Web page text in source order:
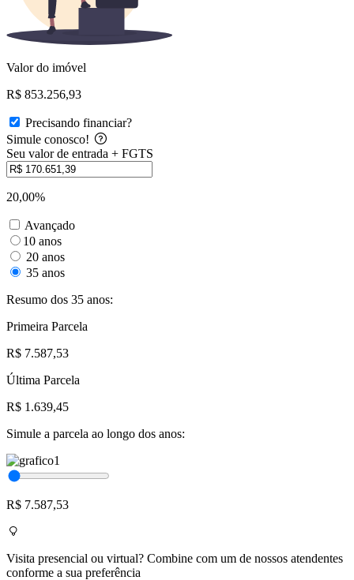
Valor do imóvel
R$ 853.256,93
Precisando financiar?
Simule conosco!
Seu valor de entrada + FGTS
20,00%
Avançado
10 anos
20 anos
35 anos
Resumo dos 35 anos:
Primeira Parcela
R$ 7.587,53
Última Parcela
R$ 1.639,45
Simule a parcela ao longo dos anos:
R$ 7.587,53
Visita presencial ou virtual? Combine com um de nossos atendentes
conforme a sua preferência